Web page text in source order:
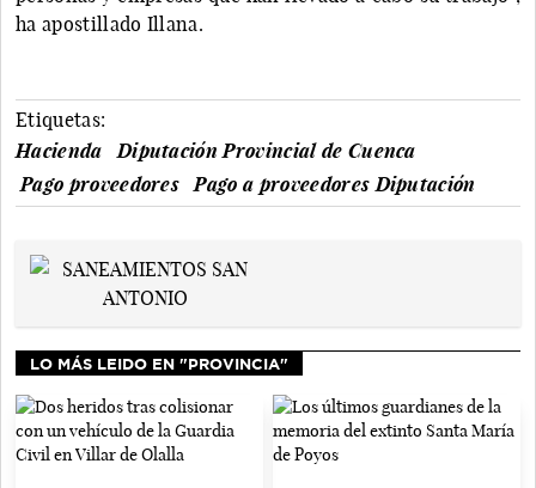
ha apostillado Illana.
Etiquetas:
Hacienda
Diputación Provincial de Cuenca
Pago proveedores
Pago a proveedores Diputación
LO MÁS LEIDO EN "PROVINCIA"